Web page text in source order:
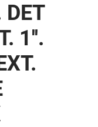
DET
1''.